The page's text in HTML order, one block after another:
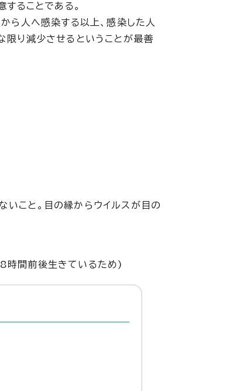
ることである。
ら人へ感染する以上、感染した人
限り減少させるということが最善
いこと。目の縁からウイルスが目の
時間前後生きているため)